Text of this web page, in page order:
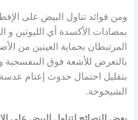
ومن فوائد تناول البيض على
بمضادات الأكسدة أي الليوتين و
المرتبطان بحماية العينين من
بالتعرض للأشعة فوق البنفسجية
بتقليل احتمال حدوث إعتام
الشيخوخة.